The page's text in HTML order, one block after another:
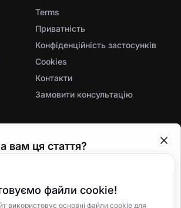
вам ця стаття?
систему для
будемо вдячні за ваш фідбек.
😐Нормально 🤗Відмінно
Terms
Приватність
Конфіденційність застосунків
Cookies
Контакти
Замовити консультацію
файли cookie!
використовує основні файли cookie для